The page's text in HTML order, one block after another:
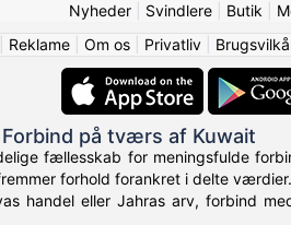
Nyheder| Svindlere| Butik
Reklame Om os Privatliv
på tværs af Kuwait
fællesskab for meningsfulde
forhold forankret i delte værdier.
handel eller Jahras arv, forbind